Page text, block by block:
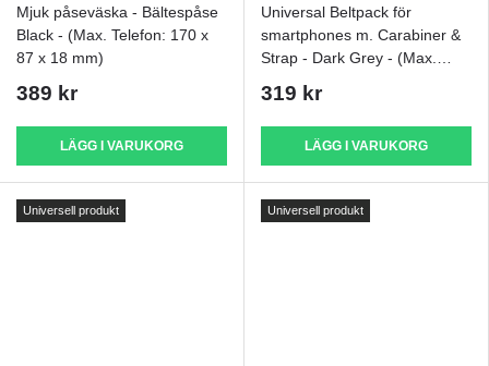
Mjuk påseväska - Bältespåse
Black - (Max. Telefon: 170 x
87 x 18 mm)
389 kr
LÄGG I VARUKORG
Universal Beltpack för
smartphones m. Carabiner &
Strap - Dark Grey - (Max.
Telefon: 170 x 95 x 15 mm)
319 kr
LÄGG I VARUKORG
Universell produkt Universell produkt